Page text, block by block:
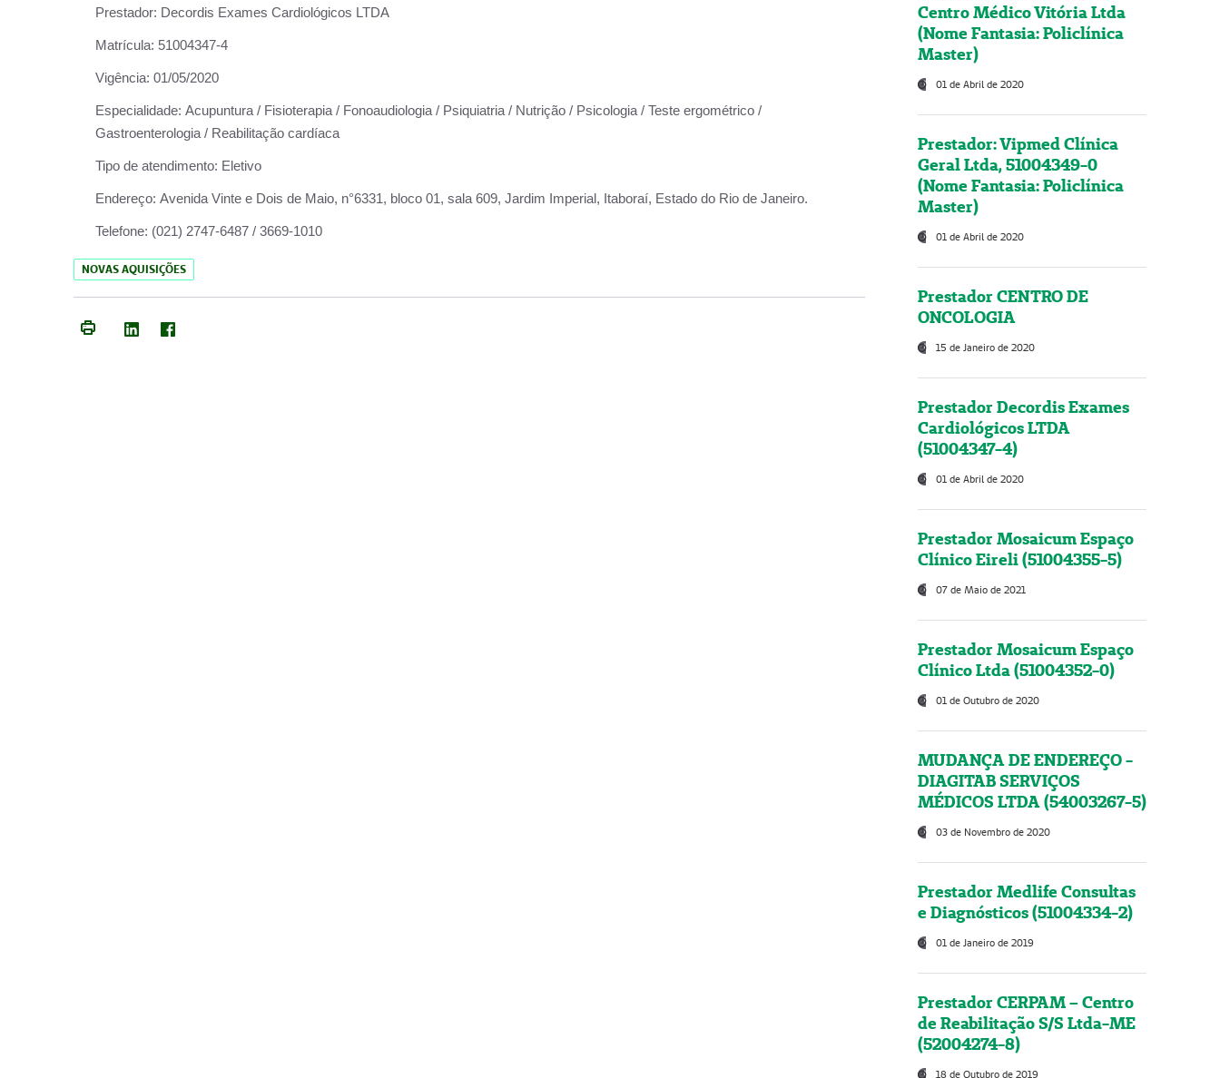
Prestador: Decordis Exames Cardiológicos LTDA
Matrícula: 51004347-4
Vigência: 01/05/2020
Especialidade: Acupuntura / Fisioterapia / Fonoaudiologia / Psiquiatria / Nutrição / Psicologia / Teste ergométrico /
Gastroenterologia / Reabilitação cardíaca
Tipo de atendimento: Eletivo
Endereço: Avenida Vinte e Dois de Maio, n°6331, bloco 01, sala 609, Jardim Imperial, Itaboraí, Estado do Rio de Janeiro.
Telefone: (021) 2747-6487 / 3669-1010
NOVAS AQUISIÇÕES
Centro Médico Vitória Ltda
(Nome Fantasia: Policlínica
Master)
01 de Abril de 2020
Prestador: Vipmed Clínica
Geral Ltda, 51004349-0
(Nome Fantasia: Policlínica
Master)
01 de Abril de 2020
Prestador CENTRO DE
ONCOLOGIA
15 de Janeiro de 2020
Prestador Decordis Exames
Cardiológicos LTDA
(51004347-4)
01 de Abril de 2020
Prestador Mosaicum Espaço
Clínico Eireli (51004355-5)
07 de Maio de 2021
Prestador Mosaicum Espaço
Clínico Ltda (51004352-0)
01 de Outubro de 2020
MUDANÇA DE ENDEREÇO -
DIAGITAB SERVIÇOS
MÉDICOS LTDA (54003267-5)
03 de Novembro de 2020
Prestador Medlife Consultas
e Diagnósticos (51004334-2)
01 de Janeiro de 2019
Prestador CERPAM – Centro
de Reabilitação S/S Ltda-ME
(52004274-8)
18 de Outubro de 2019